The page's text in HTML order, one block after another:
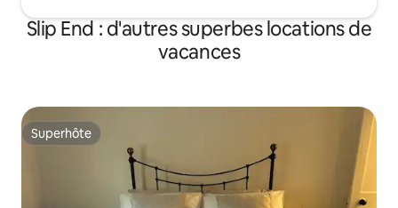
Slip End : d'autres superbes locations de
vacances
Superhôte
Superhôte